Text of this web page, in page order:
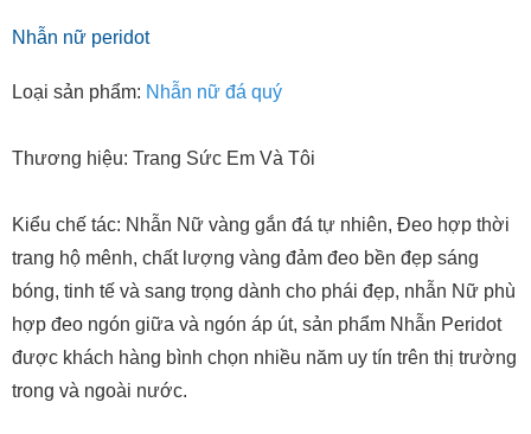
Nhẫn nữ peridot
Loại sản phẩm: Nhẫn nữ đá quý
Thương hiệu: Trang Sức Em Và Tôi
Kiểu chế tác: Nhẫn Nữ vàng gắn đá tự nhiên, Đeo hợp thời
trang hộ mênh, chất lượng vàng đảm đeo bền đẹp sáng
bóng, tinh tế và sang trọng dành cho phái đẹp, nhẫn Nữ phù
hợp đeo ngón giữa và ngón áp út, sản phẩm Nhẫn Peridot
được khách hàng bình chọn nhiều năm uy tín trên thị trường
trong và ngoài nước.